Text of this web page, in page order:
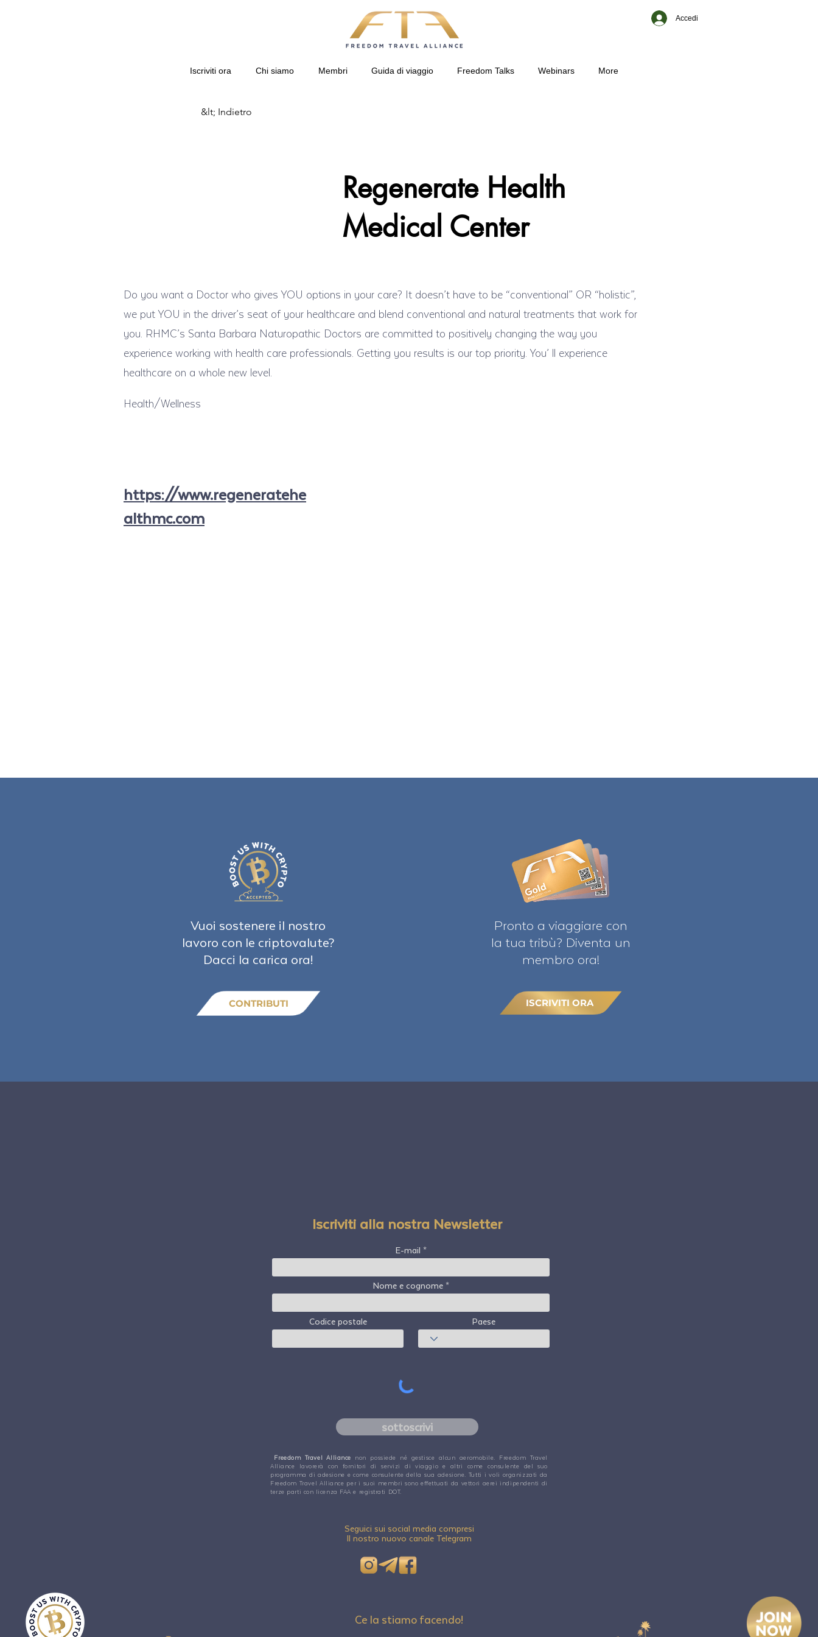
Accedi
Iscriviti ora Chi siamo Membri Guida di viaggio Freedom Talks Webinars More
&lt; Indietro
Regenerate Health
Medical Center
Do you want a Doctor who gives YOU options in your care? It doesn’t have to be “conventional” OR “holistic”,
we put YOU in the driver’s seat of your healthcare and blend conventional and natural treatments that work for
you. RHMC’s Santa Barbara Naturopathic Doctors are committed to positively changing the way you
experience working with health care professionals. Getting you results is our top priority. You’ ll experience
healthcare on a whole new level.
Health/Wellness
https://www.regeneratehe
althmc.com
Vuoi sostenere il nostro
lavoro con le criptovalute?
Dacci la carica ora!
CONTRIBUTI
Pronto a viaggiare con
la tua tribù? Diventa un
membro ora!
ISCRIVITI ORA
Iscriviti alla nostra Newsletter
E-mail
Nome e cognome
Codice postale Paese
sottoscrivi
Freedom Travel Alliance non possiede né gestisce alcun aeromobile. Freedom Travel
Alliance lavorerà con fornitori di servizi di viaggio e altri come consulente del suo
programma di adesione e come consulente della sua adesione. Tutti i voli organizzati da
Freedom Travel Alliance per i suoi membri sono effettuati da vettori aerei indipendenti di
terze parti con licenza FAA e registrati DOT.
Seguici sui social media compresi
Il nostro nuovo canale Telegram
Ce la stiamo facendo!